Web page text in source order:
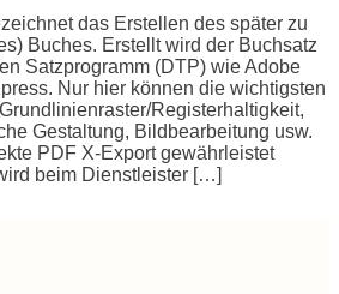
das Erstellen des später zu
Buches. Erstellt wird der Buchsatz
Satzprogramm (DTP) wie Adobe
Nur hier können die wichtigsten
Registerhaltigkeit,
Gestaltung, Bildbearbeitung usw.
PDF X-Export gewährleistet
beim Dienstleister […]